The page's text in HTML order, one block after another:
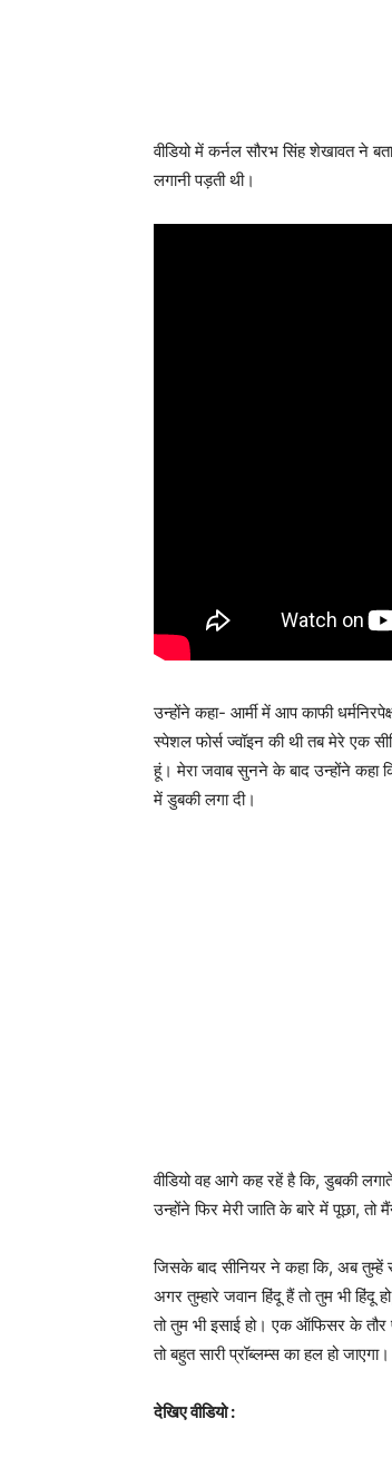
वीडियो में कर्नल सौरभ सिंह शेखावत ने
लगानी पड़ती थी।
उन्होंने कहा- आर्मी में आप काफी
स्पेशल फोर्स ज्वॉइन की थी तब मेरे एक
हूं। मेरा जवाब सुनने के बाद उन्होंने
में डुबकी लगा दी।
वीडियो वह आगे कह रहें है कि, डुबकी
उन्होंने फिर मेरी जाति के बारे में पूछा,
जिसके बाद सीनियर ने कहा कि, अब तुम्हें
अगर तुम्हारे जवान हिंदू हैं तो तुम भी
तो तुम भी इसाई हो। एक ऑफिसर के तौर
तो बहुत सारी प्रॉब्लम्स का हल हो जाएगा।
देखिए वीडियो :